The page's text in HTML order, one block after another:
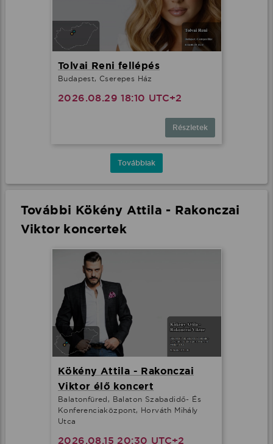
Tolvai Reni fellépés
Budapest, Cserepes Ház
2026.08.29 18:10 UTC+2
Részletek
Továbbiak
További Kökény Attila - Rakonczai
Viktor koncertek
Kökény Attila - Rakonczai
Viktor élő koncert
Balatonfüred, Balaton Szabadidő- És
Konferenciaközpont, Horváth Mihály
Utca
2026.08.15 20:30 UTC+2